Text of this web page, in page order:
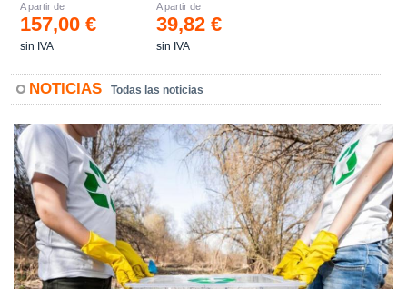
A partir de
157,00 €
sin IVA
A partir de
39,82 €
sin IVA
NOTICIAS Todas las noticias